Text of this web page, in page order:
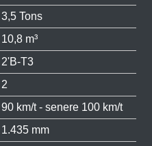
3,5 Tons
10,8 m³
2'B-T3
2
90 km/t - senere 100 km/t
1.435 mm